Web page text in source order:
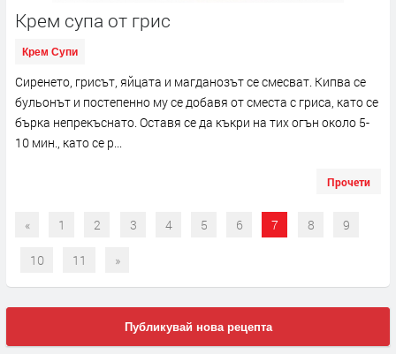
Крем супа от грис
Крем Супи
Сиренето, грисът, яйцата и магданозът се смесват. Кипва се
бульонът и постепенно му се добавя от сместа с гриса, като се
бърка непрекъснато. Оставя се да къкри на тих огън около 5-
10 мин., като се р...
Прочети
« 1 2 3 4 5 6 7 8 9
10 11 »
Публикувай нова рецепта